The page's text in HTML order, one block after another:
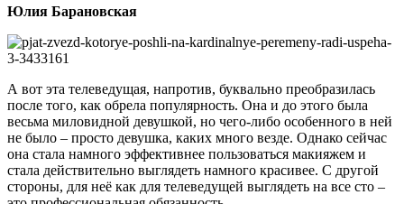
Юлия Барановская
А вот эта телеведущая, напротив, буквально преобразилась
после того, как обрела популярность. Она и до этого была
весьма миловидной девушкой, но чего-либо особенного в ней
не было – просто девушка, каких много везде. Однако сейчас
она стала намного эффективнее пользоваться макияжем и
стала действительно выглядеть намного красивее. С другой
стороны, для неё как для телеведущей выглядеть на все сто –